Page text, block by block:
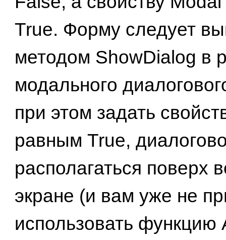
True. Форму следует
методом ShowDialog в
модального
при этом задать
равным True,
располагаться поверх
экране (и вам уже не
использовать функцию